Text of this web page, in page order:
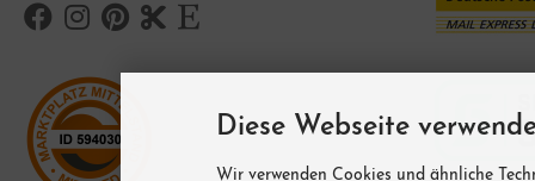
Diese Webseite
Wir verwenden Cookies und ähnliche